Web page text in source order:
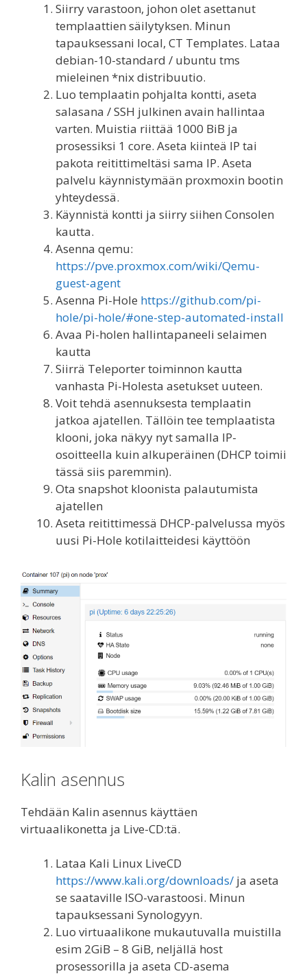
Siirry varastoon, johon olet asettanut
templaattien säilytyksen. Minun
tapauksessani local, CT Templates. Lataa
debian-10-standard / ubuntu tms
mieleinen *nix distribuutio.
Luo templaatin pohjalta kontti, aseta
salasana / SSH julkinen avain hallintaa
varten. Muistia riittää 1000 BiB ja
prosessiksi 1 core. Aseta kiinteä IP tai
pakota reitittimeltäsi sama IP. Aseta
palvelu käynnistymään proxmoxin bootin
yhteydessä.
Käynnistä kontti ja siirry siihen Consolen
kautta.
Asenna qemu:
https://pve.proxmox.com/wiki/Qemu-
guest-agent
Asenna Pi-Hole https://github.com/pi-
hole/pi-hole/#one-step-automated-install
Avaa Pi-holen hallintapaneeli selaimen
kautta
Siirrä Teleporter toiminnon kautta
vanhasta Pi-Holesta asetukset uuteen.
Voit tehdä asennuksesta templaatin
jatkoa ajatellen. Tällöin tee templaatista
klooni, joka näkyy nyt samalla IP-
osoitteella kuin alkuperäinen (DHCP toimii
tässä siis paremmin).
Ota snapshot kloonista palautumista
ajatellen
Aseta reitittimessä DHCP-palvelussa myös
uusi Pi-Hole kotilaitteidesi käyttöön
Kalin asennus
Tehdään Kalin asennus käyttäen
virtuaalikonetta ja Live-CD:tä.
Lataa Kali Linux LiveCD
https://www.kali.org/downloads/ ja aseta
se saataville ISO-varastoosi. Minun
tapauksessani Synologyyn.
Luo virtuaalikone mukautuvalla muistilla
esim 2GiB – 8 GiB, neljällä host
prosessorilla ja aseta CD-asema